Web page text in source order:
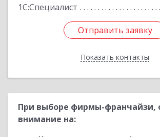
1С:Специалист
Отправить заявку
Показать контакты
Отправить заявку
Назад
При выборе фирмы-франчайзи,
внимание на: